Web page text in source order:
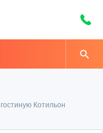
Котильон